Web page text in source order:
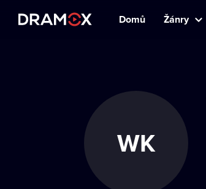
Domů Žánry
WK